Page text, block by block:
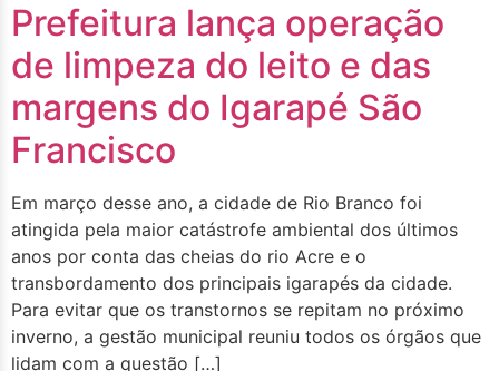
Prefeitura lança operação
de limpeza do leito e das
margens do Igarapé São
Francisco
Em março desse ano, a cidade de Rio Branco foi
atingida pela maior catástrofe ambiental dos últimos
anos por conta das cheias do rio Acre e o
transbordamento dos principais igarapés da cidade.
Para evitar que os transtornos se repitam no próximo
inverno, a gestão municipal reuniu todos os órgãos que
lidam com a questão […]